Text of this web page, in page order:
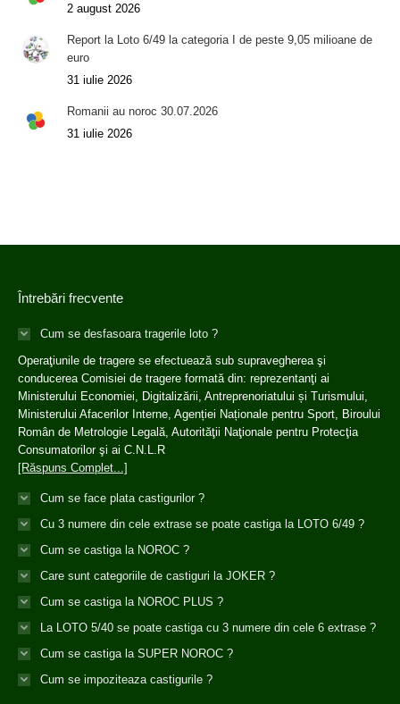
2 august 2026
Report la Loto 6/49 la categoria I de peste 9,05 milioane de
euro
31 iulie 2026
Romanii au noroc 30.07.2026
31 iulie 2026
Întrebări frecvente
Cum se desfasoara tragerile loto ?
Operaţiunile de tragere se efectuează sub supravegherea şi
conducerea Comisiei de tragere formată din: reprezentanţi ai
Ministerului Economiei, Digitalizării, Antreprenoriatului și Turismului,
Ministerului Afacerilor Interne, Agenției Naționale pentru Sport, Biroului
Român de Metrologie Legală, Autorităţii Naţionale pentru Protecţia
Consumatorilor şi ai C.N.L.R
[Răspuns Complet...]
Cum se face plata castigurilor ?
Cu 3 numere din cele extrase se poate castiga la LOTO 6/49 ?
Cum se castiga la NOROC ?
Care sunt categoriile de castiguri la JOKER ?
Cum se castiga la NOROC PLUS ?
La LOTO 5/40 se poate castiga cu 3 numere din cele 6 extrase ?
Cum se castiga la SUPER NOROC ?
Cum se impoziteaza castigurile ?